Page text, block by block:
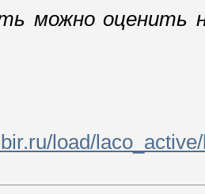
можно оценить
load/